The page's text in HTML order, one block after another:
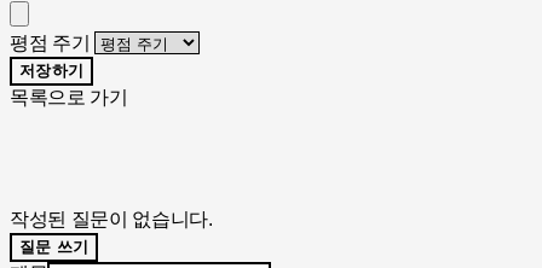
평점 주기
저장하기
목록으로 가기
작성된 질문이 없습니다.
질문 쓰기